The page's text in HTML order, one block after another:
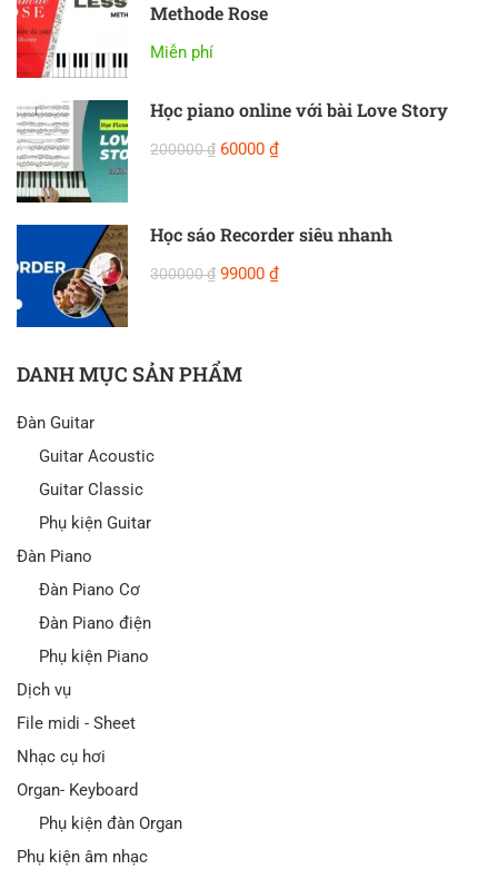
Methode Rose
Miễn phí
Học piano online với bài Love Story
200000 ₫ 60000 ₫
Học sáo Recorder siêu nhanh
300000 ₫ 99000 ₫
DANH MỤC SẢN PHẨM
Đàn Guitar
Guitar Acoustic
Guitar Classic
Phụ kiện Guitar
Đàn Piano
Đàn Piano Cơ
Đàn Piano điện
Phụ kiện Piano
Dịch vụ
File midi - Sheet
Nhạc cụ hơi
Organ- Keyboard
Phụ kiện đàn Organ
Phụ kiện âm nhạc